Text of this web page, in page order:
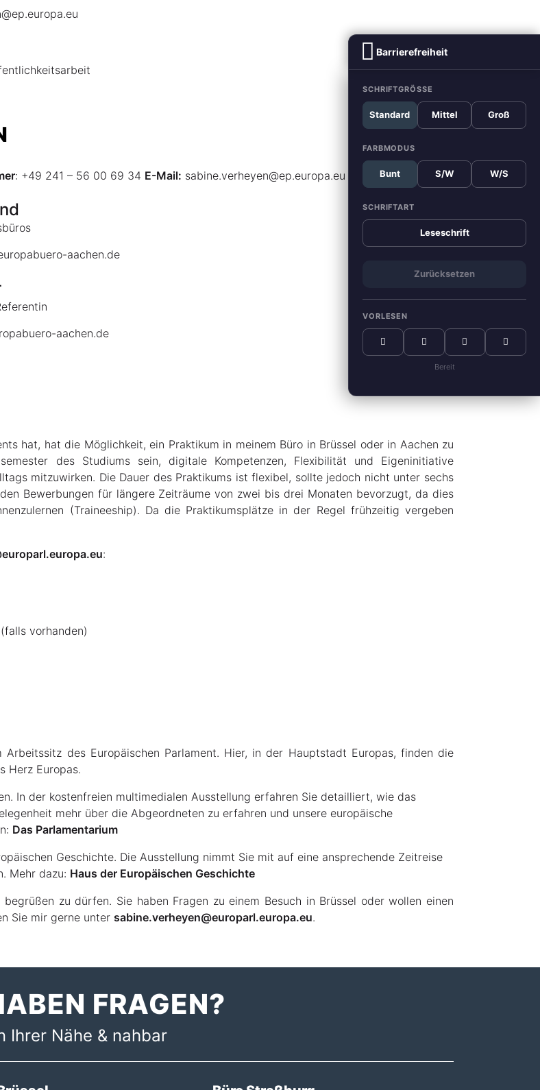
Barrierefreiheit
SCHRIFTGRÖSSE
Standard Mittel Groß
FARBMODUS
Bunt S/W W/S
SCHRIFTART
Leseschrift
Zurücksetzen
VORLESEN
Bereit
: +49 241 – 56 00 69 34 E-Mail: sabine.verheyen@ep.europa.eu
aachen.de
aachen.de
hat, hat die Möglichkeit, ein Praktikum in meinem Büro in Brüssel oder in Aachen zu
des Studiums sein, digitale Kompetenzen, Flexibilität und Eigeninitiative
mitzuwirken. Die Dauer des Praktikums ist flexibel, sollte jedoch nicht unter sechs
Bewerbungen für längere Zeiträume von zwei bis drei Monaten bevorzugt, da dies
(Traineeship). Da die Praktikumsplätze in der Regel frühzeitig vergeben
:
vorhanden)
des Europäischen Parlament. Hier, in der Hauptstadt Europas, finden die
Herz Europas.
In der kostenfreien multimedialen Ausstellung erfahren Sie detailliert, wie das
mehr über die Abgeordneten zu erfahren und unsere europäische
Das Parlamentarium
Geschichte. Die Ausstellung nimmt Sie mit auf eine ansprechende Zeitreise
Mehr dazu: Haus der Europäischen Geschichte
zu dürfen. Sie haben Fragen zu einem Besuch in Brüssel oder wollen einen
Sie mir gerne unter sabine.verheyen@europarl.europa.eu.
FRAGEN?
Ihrer Nähe & nahbar